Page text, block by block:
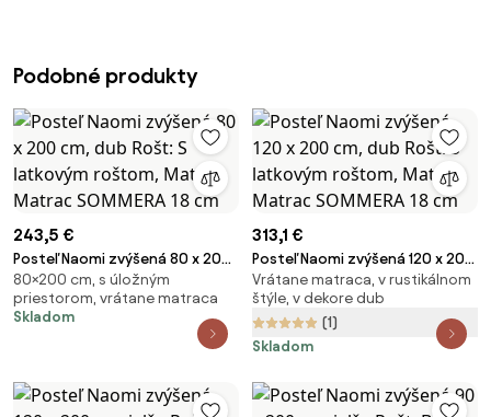
Podobné produkty
243,5 €
Posteľ Naomi zvýšená 80 x 200
cm, dub Rošt: S latkovým
roštom, Matrac: Matrac
SOMMERA 18 cm
80×200 cm, s úložným
priestorom, vrátane matraca
Skladom
313,1 €
Posteľ Naomi zvýšená 120 x 200
cm, dub Rošt: S latkovým
roštom, Matrac: Matrac
SOMMERA 18 cm
Vrátane matraca, v rustikálnom
štýle, v dekore dub
(1)
Skladom